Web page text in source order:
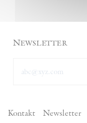
Newsletter
Kontakt Newsletter